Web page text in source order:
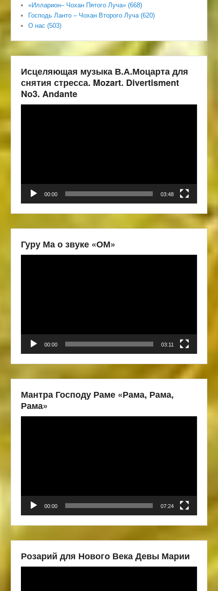
«Илларион– Чохан Пятого Луча» (668)
Господь Ланто – Чохан Второго Луча (620)
О нас (503)
Исцеляющая музыка В.А.Моцарта для
снятия стресса. Mozart. Divertisment
No3. Andante
00:00 03:48
Гуру Ма о звуке «ОМ»
00:00 03:11
Мантра Господу Раме «Рама, Рама,
Рама»
00:00 07:24
Розарий для Нового Века Девы Марии